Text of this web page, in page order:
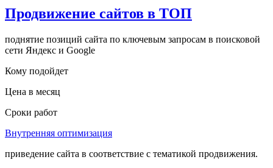
Продвижение сайтов в ТОП
поднятие позиций сайта по ключевым запросам в поисковой
сети Яндекс и Google
Кому подойдет
Цена в месяц
Сроки работ
Внутренняя оптимизация
приведение сайта в соответствие с тематикой продвижения.